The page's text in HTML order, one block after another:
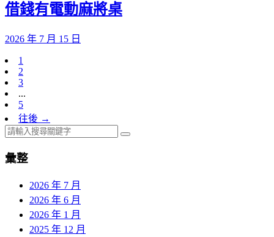
借錢有電動麻將桌
2026 年 7 月 15 日
1
2
3
...
5
往後 →
彙整
2026 年 7 月
2026 年 6 月
2026 年 1 月
2025 年 12 月